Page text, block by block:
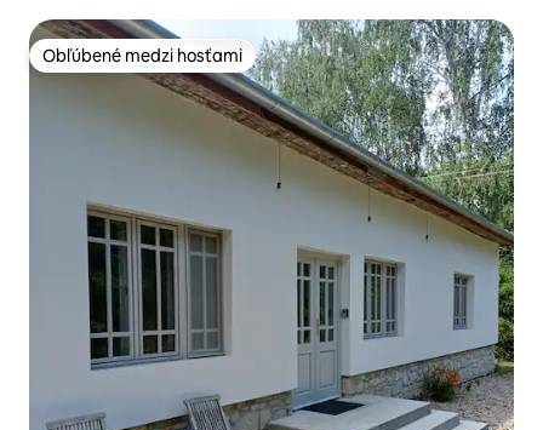
Obľúbené medzi hosťami
Obľúbené medzi hosťami